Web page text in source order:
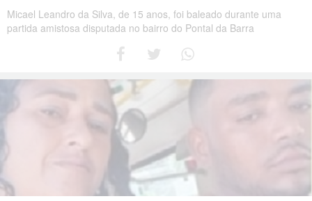
Micael Leandro da Silva, de 15 anos, foi baleado durante uma
partida amistosa disputada no bairro do Pontal da Barra